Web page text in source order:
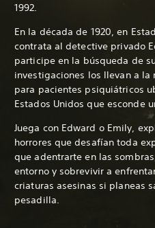
1992.
En la década de 1920, en
contrata al detective privado
participe en la búsqueda de
investigaciones los llevan a la
para pacientes psiquiátricos
Estados Unidos que esconde
Juega con Edward o Emily,
horrores que desafían toda
que adentrarte en las
entorno y sobrevivir a
criaturas asesinas si planeas
pesadilla.